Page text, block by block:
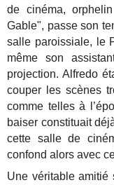
de cinéma,
Gable", passe son
salle paroissiale, le
même son
projection. Alfredo
couper les scènes
comme telles à
baiser constituait
cette salle de
confond alors avec
Une véritable amitié